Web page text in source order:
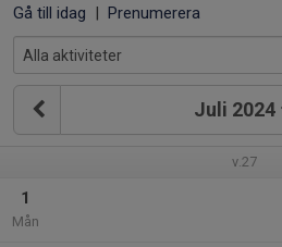
Gå till idag | Prenumerera
Juli 2024
v.27
1
Mån